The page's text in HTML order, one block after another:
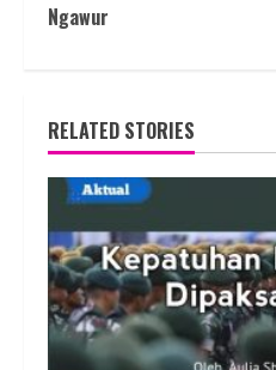
Ngawur
RELATED STORIES